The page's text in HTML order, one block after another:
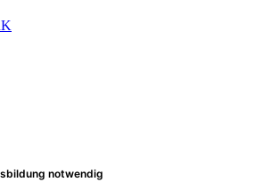
notwendig